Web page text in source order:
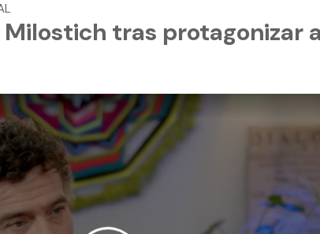
Milostich tras protagonizar